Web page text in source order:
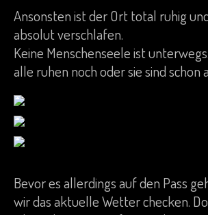
Ansonsten ist der Ort total ruhig
absolut verschlafen.
Keine Menschenseele ist
alle ruhen noch oder sie sind schon
Bevor es allerdings auf den Pass
wir das aktuelle Wetter checken.